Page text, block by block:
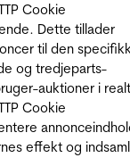
Cookie
Dette tillader
til den
og tredjeparts-
auktioner i
Cookie
effekt og